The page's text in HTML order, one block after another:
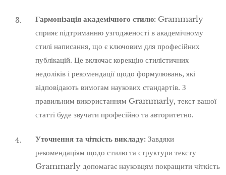
Гармонізація академічного стилю: Grammarly
сприяє підтриманню узгодженості в академічному
стилі написання, що є ключовим для професійних
публікацій. Це включає корекцію стилістичних
недоліків і рекомендації щодо формулювань, які
відповідають вимогам наукових стандартів. З
правильним використанням Grammarly, текст вашої
статті буде звучати професійно та авторитетно.
Уточнення та чіткість викладу: Завдяки
рекомендаціям щодо стилю та структури тексту
Grammarly допомагає науковцям покращити чіткість